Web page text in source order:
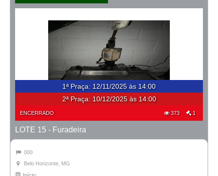
1ª Praça: 12/11/2025 às 14:00
2ª Praça: 10/12/2025 às 14:00
ENCERRADO 373 1
LOTE 15 - Furadeira
000
Belo Horizonte, MG